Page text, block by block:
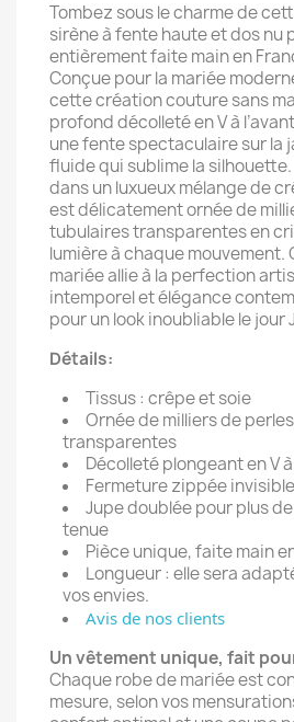
Tombez sous le charme de
sirène à fente haute et dos nu
entièrement faite main en
Conçue pour la mariée
cette création couture sans
profond décolleté en V à
une fente spectaculaire sur la
fluide qui sublime la
dans un luxueux mélange de
est délicatement ornée de
tubulaires transparentes en
lumière à chaque mouvement.
mariée allie à la perfection
intemporel et élégance
pour un look inoubliable le jour
Détails:
Tissus : crêpe et soie
Ornée de milliers de
transparentes
Décolleté plongeant en V
Fermeture zippée
Jupe doublée pour plus
tenue
Pièce unique, faite main
Longueur : elle sera
vos envies.
Avis de nos clients
Un vêtement unique, fait
Chaque robe de mariée est
mesure, selon vos